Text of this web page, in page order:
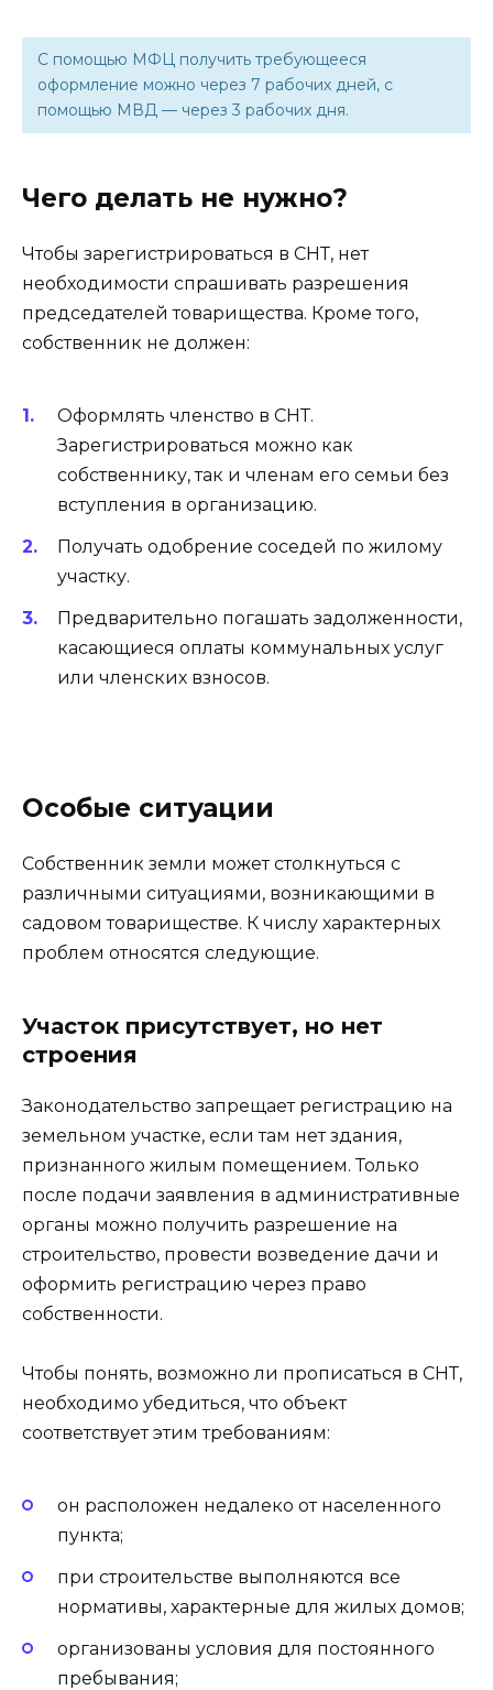
С помощью МФЦ получить требующееся
оформление можно через 7 рабочих дней, с
помощью МВД — через 3 рабочих дня.
Чего делать не нужно?
Чтобы зарегистрироваться в СНТ, нет
необходимости спрашивать разрешения
председателей товарищества. Кроме того,
собственник не должен:
Оформлять членство в СНТ.
Зарегистрироваться можно как
собственнику, так и членам его семьи без
вступления в организацию.
Получать одобрение соседей по жилому
участку.
Предварительно погашать задолженности,
касающиеся оплаты коммунальных услуг
или членских взносов.
Особые ситуации
Собственник земли может столкнуться с
различными ситуациями, возникающими в
садовом товариществе. К числу характерных
проблем относятся следующие.
Участок присутствует, но нет
строения
Законодательство запрещает регистрацию на
земельном участке, если там нет здания,
признанного жилым помещением. Только
после подачи заявления в административные
органы можно получить разрешение на
строительство, провести возведение дачи и
оформить регистрацию через право
собственности.
Чтобы понять, возможно ли прописаться в СНТ,
необходимо убедиться, что объект
соответствует этим требованиям:
он расположен недалеко от населенного
пункта;
при строительстве выполняются все
нормативы, характерные для жилых домов;
организованы условия для постоянного
пребывания;